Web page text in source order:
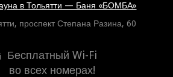
в Тольятти — Баня «БОМБА»
проспект Степана Разина, 60
Бесплатный Wi-Fi
во всех номерах!